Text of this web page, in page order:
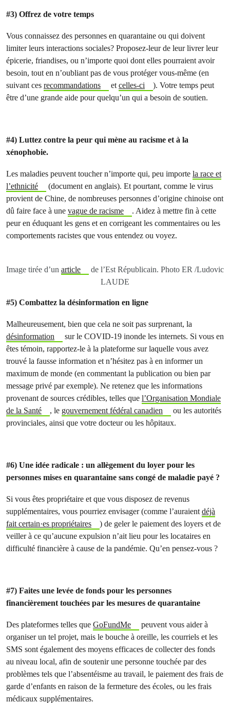
#3) Offrez de votre temps
Vous connaissez des personnes en quarantaine ou qui doivent
limiter leurs interactions sociales? Proposez-leur de leur livrer leur
épicerie, friandises, ou n’importe quoi dont elles pourraient avoir
besoin, tout en n’oubliant pas de vous protéger vous-même (en
suivant ces recommandations etcelles-ci
). Votre temps peut
être d’une grande aide pour quelqu’un qui a besoin de soutien.
#4) Luttez contre la peur qui mène au racisme et à la
xénophobie.
Les maladies peuvent toucher n’importe qui, peu importe la race et
l’ethnicité
(document en anglais). Et pourtant, comme le virus
provient de Chine, de nombreuses personnes d’origine chinoise ont
dû faire face à une vague de racisme
. Aidez à mettre fin à cette
peur en éduquant les gens et en corrigeant les commentaires ou les
comportements racistes que vous entendez ou voyez.
Image tirée d’unarticle
de l’Est Républicain. Photo ER /Ludovic
LAUDE
#5) Combattez la désinformation en ligne
Malheureusement, bien que cela ne soit pas surprenant, la
désinformation
sur le COVID-19 inonde les internets. Si vous en
êtes témoin, rapportez-le à la plateforme sur laquelle vous avez
trouvé la fausse information et n’hésitez pas à en informer un
maximum de monde (en commentant la publication ou bien par
message privé par exemple). Ne retenez que les informations
provenant de sources crédibles, telles que l’Organisation Mondiale
de la Santé
, le gouvernement fédéral canadien
ou les autorités
provinciales, ainsi que votre docteur ou les hôpitaux.
#6) Une idée radicale : un allègement du loyer pour les
personnes mises en quarantaine sans congé de maladie payé ?
Si vous êtes propriétaire et que vous disposez de revenus
supplémentaires, vous pourriez envisager (comme l’auraientdéjà
fait certain·es propriétaires
) de geler le paiement des loyers et de
veiller à ce qu’aucune expulsion n’ait lieu pour les locataires en
difficulté financière à cause de la pandémie. Qu’en pensez-vous ?
#7) Faites une levée de fonds pour les personnes
financièrement touchées par les mesures de quarantaine
Des plateformes telles que GoFundMe
peuvent vous aider à
organiser un tel projet, mais le bouche à oreille, les courriels et les
SMS sont également des moyens efficaces de collecter des fonds
au niveau local, afin de soutenir une personne touchée par des
problèmes tels que l’absentéisme au travail, le paiement des frais de
garde d’enfants en raison de la fermeture des écoles, ou les frais
médicaux supplémentaires.